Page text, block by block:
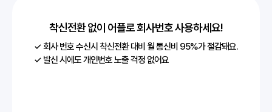
착신전환 없이 어플로 회사번호 사용하세요!
✓ 회사 번호 수신시 착신전환 대비 월 통신비 95%가 절감돼요.
✓ 발신 시에도 개인번호 노출 걱정 없어요